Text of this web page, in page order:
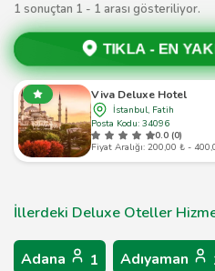
1 sonuçtan 1 - 1 arası gösteriliyor.
TIKLA - EN
Viva Deluxe Hotel
İstanbul, Fatih
Posta Kodu: 34096
0.0 (0)
Fiyat Aralığı: 200,00 ₺ -
İllerdeki Deluxe Oteller
Adana 1 Adıyaman